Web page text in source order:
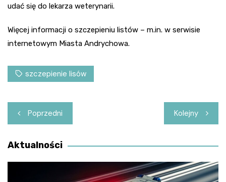
udać się do lekarza weterynarii.
Więcej informacji o szczepieniu listów – m.in. w serwisie
internetowym Miasta Andrychowa.
szczepienie lisów
Nawigacja
wpisu
Poprzedni Kolejny
Aktualności